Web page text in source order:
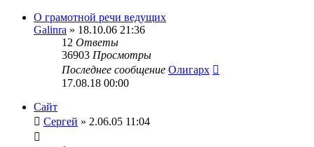
О грамотной речи ведущих
Galinra » 18.10.06 21:36
12 Ответы
36903 Просмотры
Последнее сообщение Олигарх
17.08.18 00:00
Сайт
Сергей » 2.06.05 11:04